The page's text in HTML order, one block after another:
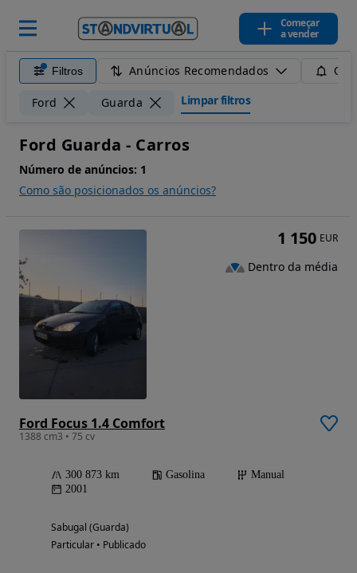
Começar
a vender
Filtros Anúncios Recomendados
Ford Guarda Limpar filtros
Ford Guarda - Carros
Número de anúncios: 1
Como são posicionados os anúncios?
Ford Focus 1.4 Comfort
1388 cm3 • 75 cv
300 873 km Gasolina
Manual
2001
Sabugal (Guarda)
Particular • Publicado
1 150 EUR
Dentro da média